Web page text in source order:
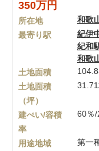
350万円
所在地 和歌
最寄り駅
紀伊
紀和
和歌
土地面積
土地面積
（坪）
建ぺい/容積
率
60％/
用途地域
第一